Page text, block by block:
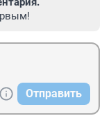
Отправить